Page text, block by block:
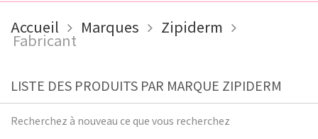
Accueil Marques Zipiderm
Fabricant
LISTE DES PRODUITS PAR MARQUE ZIPIDERM
Recherchez à nouveau ce que vous recherchez